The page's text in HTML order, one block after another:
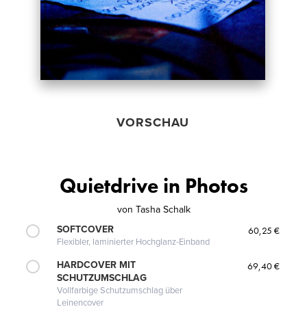
VORSCHAU
Quietdrive in Photos
von Tasha Schalk
SOFTCOVER
Flexibler, laminierter Hochglanz-Einband
60,25 €
HARDCOVER MIT
SCHUTZUMSCHLAG
Vollfarbige Schutzumschlag über
Leinencover
69,40 €